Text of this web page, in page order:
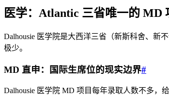
医学：Atlantic 三省唯一的 MD
Dalhousie 医学院是大西洋三省（新斯科舍、新
极少。
MD 直申：国际生席位的现实边界#
Dalhousie 医学院 MD 项目每年录取人数不多